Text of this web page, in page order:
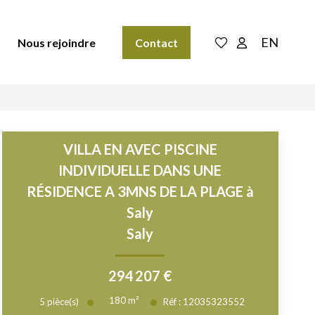
Nous rejoindre Contact EN
VILLA EN AVEC PISCINE
INDIVIDUELLE DANS UNE
RÉSIDENCE A 3MNS DE LA PLAGE à
Saly
Saly
294 207 €
5pièce(s) 180m² Réf : 12035323552